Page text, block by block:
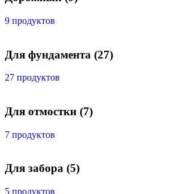
9 продуктов
Для фундамента (27)
27 продуктов
Для отмостки (7)
7 продуктов
Для забора (5)
5 продуктов